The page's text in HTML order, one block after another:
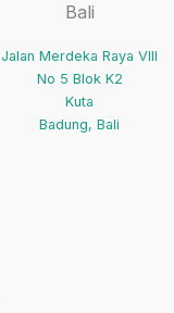
Bali
Jalan Merdeka Raya VIII
No 5 Blok K2
Kuta
Badung, Bali